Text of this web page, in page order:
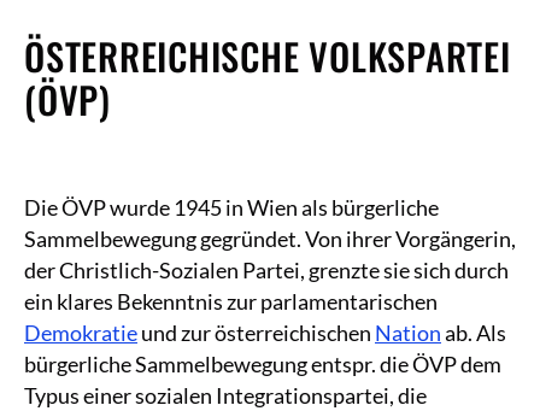
ÖSTERREICHISCHE VOLKSPARTEI
(ÖVP)
Die ÖVP wurde 1945 in Wien als bürgerliche
Sammelbewegung gegründet. Von ihrer Vorgängerin,
der Christlich-Sozialen Partei, grenzte sie sich durch
ein klares Bekenntnis zur parlamentarischen
Demokratieund zur österreichischen Nationab. Als
bürgerliche Sammelbewegung entspr. die ÖVP dem
Typus einer sozialen Integrationspartei, die